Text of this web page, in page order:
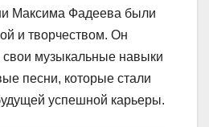
Максима Фадеева были
и творчеством. Он
свои музыкальные навыки
песни, которые стали
успешной карьеры.